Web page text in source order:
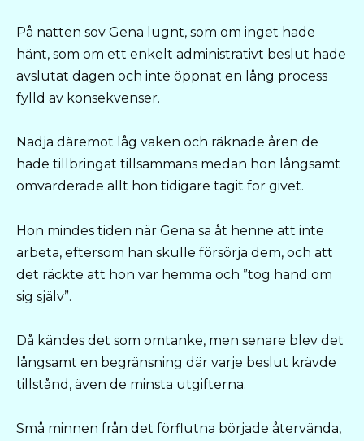
På natten sov Gena lugnt, som om inget hade
hänt, som om ett enkelt administrativt beslut hade
avslutat dagen och inte öppnat en lång process
fylld av konsekvenser.
Nadja däremot låg vaken och räknade åren de
hade tillbringat tillsammans medan hon långsamt
omvärderade allt hon tidigare tagit för givet.
Hon mindes tiden när Gena sa åt henne att inte
arbeta, eftersom han skulle försörja dem, och att
det räckte att hon var hemma och ”tog hand om
sig själv”.
Då kändes det som omtanke, men senare blev det
långsamt en begränsning där varje beslut krävde
tillstånd, även de minsta utgifterna.
Små minnen från det förflutna började återvända,